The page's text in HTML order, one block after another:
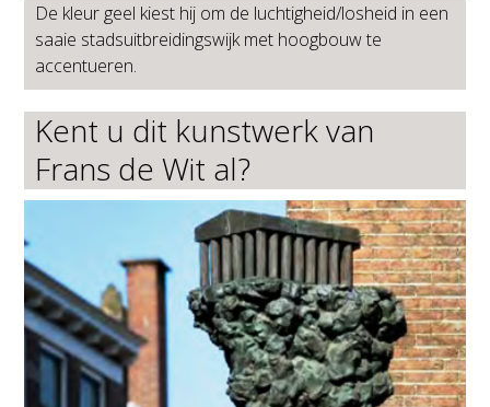
De kleur geel kiest hij om de luchtigheid/losheid in een
saaie stadsuitbreidingswijk met hoogbouw te
accentueren.
Kent u dit kunstwerk van
Frans de Wit al?